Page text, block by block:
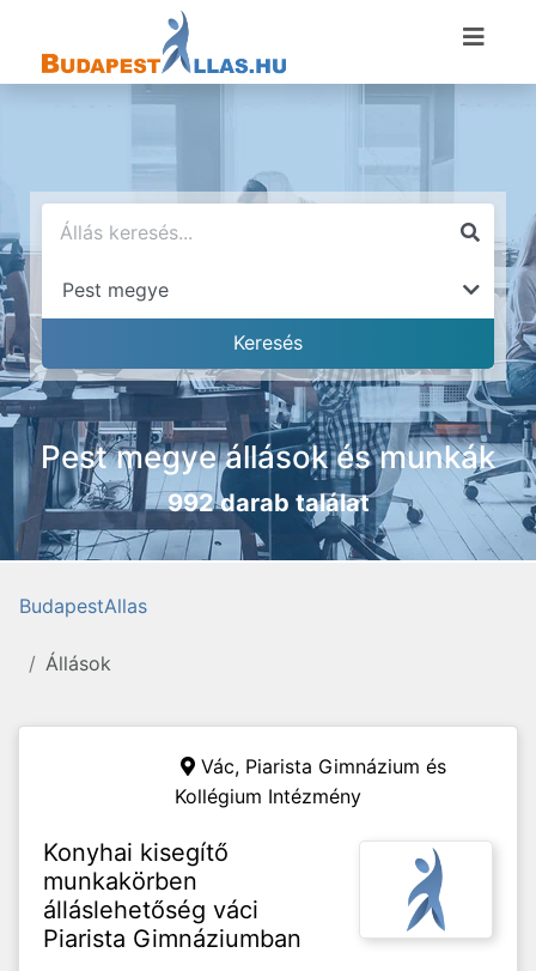
Pest megye állások és munkák
992 darab találat
BudapestAllas
Állások
Vác, Piarista Gimnázium és
Kollégium Intézmény
Konyhai kisegítő
munkakörben
álláslehetőség váci
Piarista Gimnáziumban